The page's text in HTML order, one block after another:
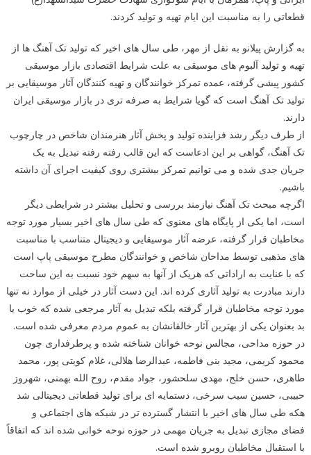
قطعاتی را به مناسبت این ایام تهیه و تولید کردند.
به گزارش پیلانو به نقل از مهر، طی سال های اخیر که تولید تک آهنگ ها از
تهیه و تولید آلبوم های موسیقی به علت شرایط اقتصادی بازار موسیقی
کشور پیشی گرفته، عمده تمرکز خوانندگان و تهیه کنندگان آثار موسیقایی بر
تولید تک آهنگ است که گویا شرایط به صرفه تری در بازار موسیقی ایران
دارند.
از طرف دیگر رشد فزاینده تولید و پخش آثار هنرمندان شاخص در چارچوب
تک آهنگ، گواهی بر این ادعاست که این قالب رفته رفته تبدیل به یک
جریان جدی شده و می توانیم تمرکز بیشتری روی کیفیت اجرای آن داشته
باشیم.
اگرچه مبحث تک آهنگ نیازمند بررسی و تحلیل بیشتر در شرایطی دیگر
است، اما یکی از پایگاه های معنوی که طی سال های اخیر بسیار مورد توجه
مخاطبان قرار گرفته، عرضه آثار موسیقایی و دیجیتال متناسب با مناسبت
های مذهبی توسط مداحان شاخص و خوانندگان مطرح موسیقی پاپ است
که با عنایت به اراداتی که هریک از آنها به سهم خود نسبت به این ساحت
دارند مبادرت به تولید آثاری کرده اند. این دست آثار در خیلی از موارد نه تنها
مورد توجه مخاطبان قرار گرفته بلکه تبدیل به آثار مرجعی شده که خوب یا
بد بعنوان یکی از بهترین آثار خالقانشان به عموم مردم معرفی شده است.
در حوزه مداحی، مجالس نوحه خوانان شناخته شده و پرطرفداری چون
محمود کریمی، مجید بنی فاطمه، عبدالرضا هلالی، غلام کویتی پور، محمد
طاهری، حسن خلج، مهدی سلحشور، جواد مقدم، روح الله بهمنی، شهروز
حبیبی، حسین سیب سرخی، دستمایه ای برای تولید قطعاتی دیجیتالی شد
هکه طی سال های اخیر با انتشار گسترده تر در شبکه های اجتماعی و
فضای مجازی تبدیل به جریان مهمی در حوزه نوحه خوانی شده اند که اتفاقاً
با استقبال مخاطبان روبرو شده است.